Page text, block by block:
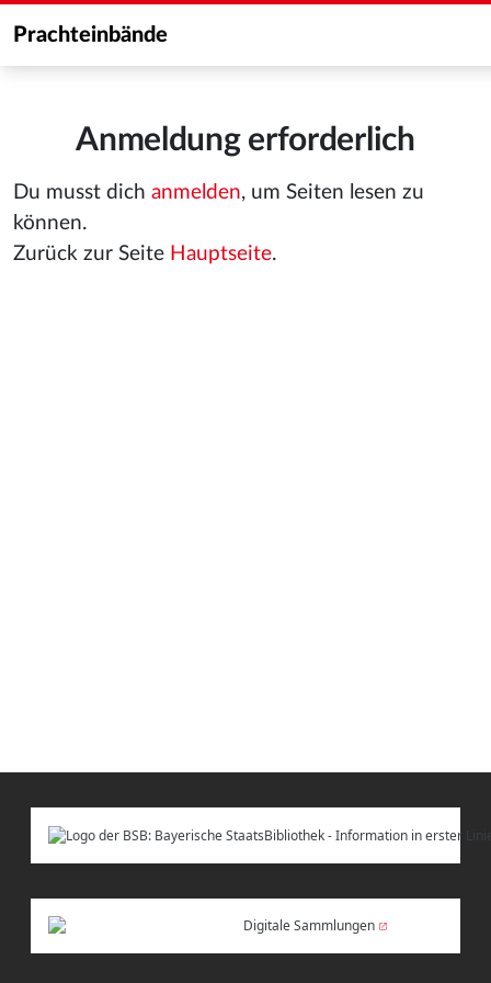
Prachteinbände
Anmeldung erforderlich
Du musst dich anmelden, um Seiten lesen zu
können.
Zurück zur Seite Hauptseite.
Digitale Sammlungen